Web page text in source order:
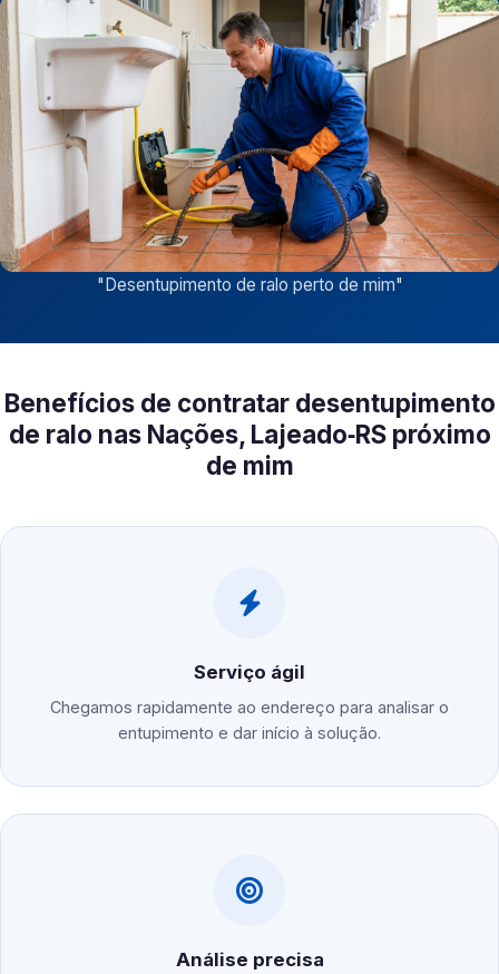
"Desentupimento de ralo perto de mim"
Benefícios de contratar desentupimento
de ralo nas Nações, Lajeado‑RS próximo
de mim
Serviço ágil
Chegamos rapidamente ao endereço para analisar o
entupimento e dar início à solução.
Análise precisa